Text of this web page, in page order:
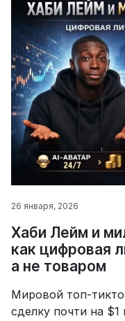
26 января, 2026
Хаби Лейм и
как цифровая
а не товаром
Мировой топ-
сделку почти на